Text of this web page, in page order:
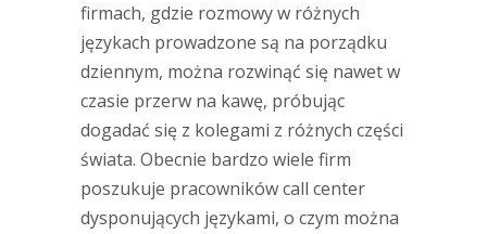
firmach, gdzie rozmowy w różnych
językach prowadzone są na porządku
dziennym, można rozwinąć się nawet w
czasie przerw na kawę, próbując
dogadać się z kolegami z różnych części
świata. Obecnie bardzo wiele firm
poszukuje pracowników call center
dysponujących językami, o czym można